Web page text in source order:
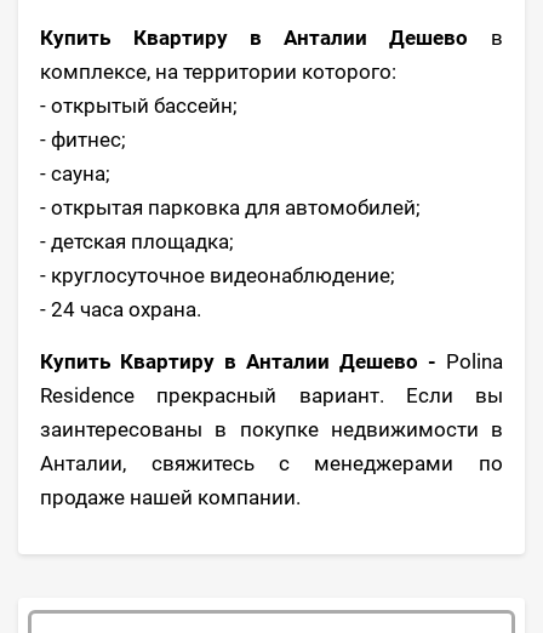
Купить Квартиру в Анталии Дешево в
комплексе, на территории которого:
- открытый бассейн;
- фитнес;
- сауна;
- открытая парковка для автомобилей;
- детская площадка;
- круглосуточное видеонаблюдение;
- 24 часа охрана.
Купить Квартиру в Анталии Дешево - Polina
Residence прекрасный вариант. Если вы
заинтересованы в покупке недвижимости в
Анталии, свяжитесь с менеджерами по
продаже нашей компании.